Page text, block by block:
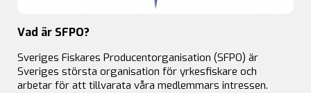
Vad är SFPO?
Sveriges Fiskares Producentorganisation (SFPO) är
Sveriges största organisation för yrkesfiskare och
arbetar för att tillvarata våra medlemmars intressen.